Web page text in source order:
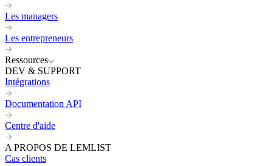
Les managers
Les entrepreneurs
Ressources
DEV & SUPPORT
Intégrations
Documentation API
Centre d'aide
A PROPOS DE LEMLIST
Cas clients